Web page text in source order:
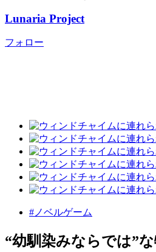
Lunaria Project
フォロー
#ノベルゲーム
“幼馴染みならでは”